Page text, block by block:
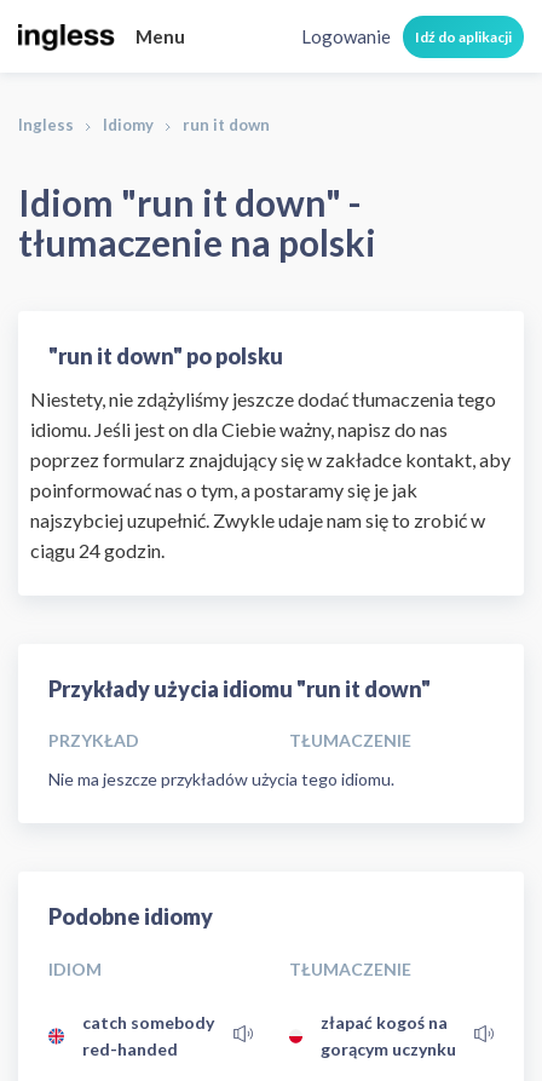
Menu Logowanie Idź do aplikacji
Ingless Idiomy run it down
Idiom "run it down" -
tłumaczenie na polski
"run it down" po polsku
Niestety, nie zdążyliśmy jeszcze dodać tłumaczenia tego
idiomu. Jeśli jest on dla Ciebie ważny, napisz do nas
poprzez formularz znajdujący się w zakładce kontakt, aby
poinformować nas o tym, a postaramy się je jak
najszybciej uzupełnić. Zwykle udaje nam się to zrobić w
ciągu 24 godzin.
Przykłady użycia idiomu "run it down"
PRZYKŁAD
TŁUMACZENIE
Nie ma jeszcze przykładów użycia tego idiomu.
Podobne idiomy
IDIOM TŁUMACZENIE
catch somebody
red-handed
złapać kogoś na
gorącym uczynku